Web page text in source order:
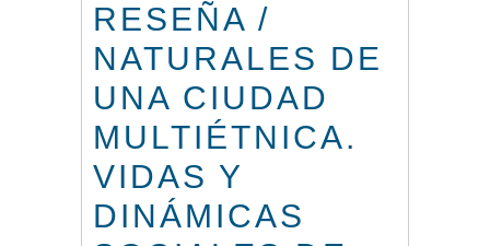
RESEÑA /
NATURALES DE
UNA CIUDAD
MULTIÉTNICA.
VIDAS Y
DINÁMICAS